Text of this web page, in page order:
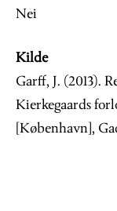
Nei
Kilde
Garff, J. (2013).
Kierkegaards
[København],